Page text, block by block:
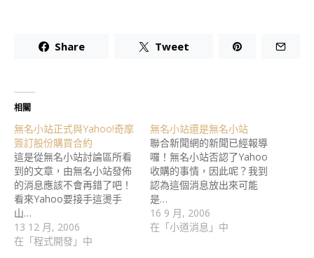
Share Tweet
相關
無名小站正式與Yahoo!奇摩
簽訂股份購買合約
這是從無名小站討論區所看
到的文章，由無名小站發佈
的消息應該不會再錯了吧！
看來Yahoo要接手這燙手
山…
13 12 月, 2006
在「程式開發」中
無名小站還是無名小站
聯合新聞網的新聞已經報導
囉！無名小站否認了Yahoo
收購的事情，因此呢？我到
認為這個消息放出來可能
是…
16 9 月, 2006
在「小道消息」中